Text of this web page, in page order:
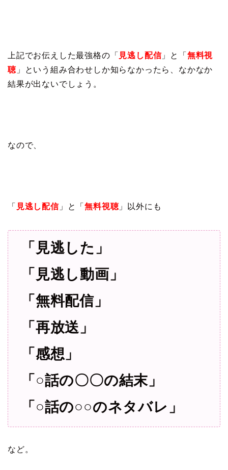
上記でお伝えした最強格の「 見逃し配信」と「 無料視
聴」という組み合わせしか知らなかったら、なかなか
結果が出ないでしょう。
なので、
「 見逃し配信」と「無料視聴」以外にも
「見逃した」
「見逃し動画」
「無料配信」
「再放送」
「感想」
「○話の〇〇の結末」
「○話の○○のネタバレ 」
など。